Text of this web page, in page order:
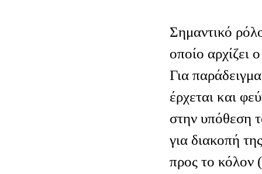
Σημαντικό
οποίο αρχίζει
Για
έρχεται και
στην υπόθεση
για διακοπή
προς το κόλον